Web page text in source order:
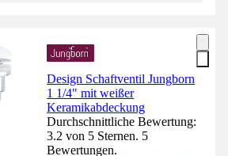
Design Schaftventil Jungborn
1 1/4" mit weißer
Keramikabdeckung
Durchschnittliche Bewertung:
3.2 von 5 Sternen. 5
Bewertungen.